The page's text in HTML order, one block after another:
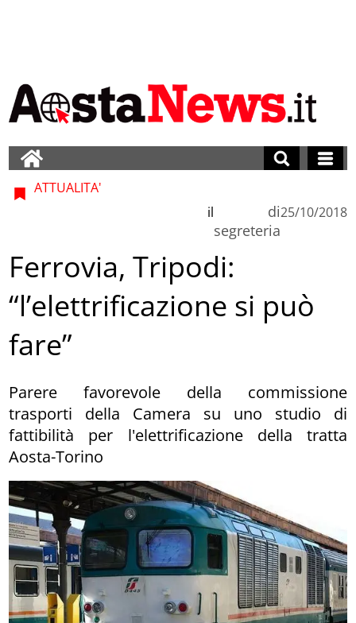
ATTUALITA'
di
segreteria
il 25/10/2018
Ferrovia, Tripodi:
“l’elettrificazione si può
fare”
Parere favorevole della commissione
trasporti della Camera su uno studio di
fattibilità per l'elettrificazione della tratta
Aosta-Torino